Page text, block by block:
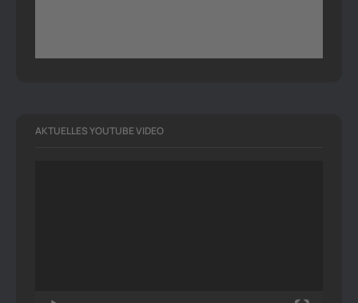
AKTUELLES YOUTUBE VIDEO